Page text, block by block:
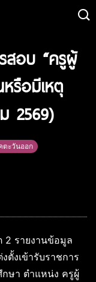
สอบ “ครูผู้
รือมีเหตุ
2569)
ตะวันออก
2 รายงานข้อมูล
ตั้งเข้ารับราชการ
กษา ตำแหน่ง ครูผู้